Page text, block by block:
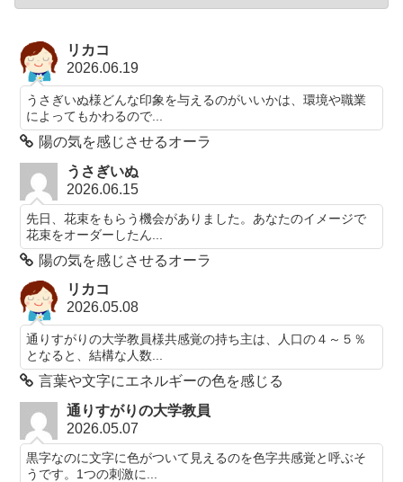
リカコ
2026.06.19
うさぎいぬ様どんな印象を与えるのがいいかは、環境や職業
によってもかわるので...
陽の気を感じさせるオーラ
うさぎいぬ
2026.06.15
先日、花束をもらう機会がありました。あなたのイメージで
花束をオーダーしたん...
陽の気を感じさせるオーラ
リカコ
2026.05.08
通りすがりの大学教員様共感覚の持ち主は、人口の４～５％
となると、結構な人数...
言葉や文字にエネルギーの色を感じる
通りすがりの大学教員
2026.05.07
黒字なのに文字に色がついて見えるのを色字共感覚と呼ぶそ
うです。1つの刺激に...